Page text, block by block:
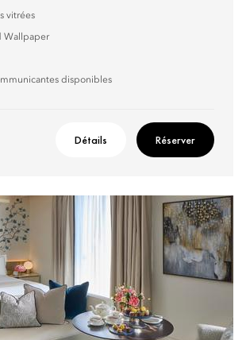
vitrées
Wallpaper
disponibles
Détails Réserver